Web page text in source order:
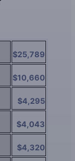
$25,789
$10,660
$4,295
$4,043
$4,320